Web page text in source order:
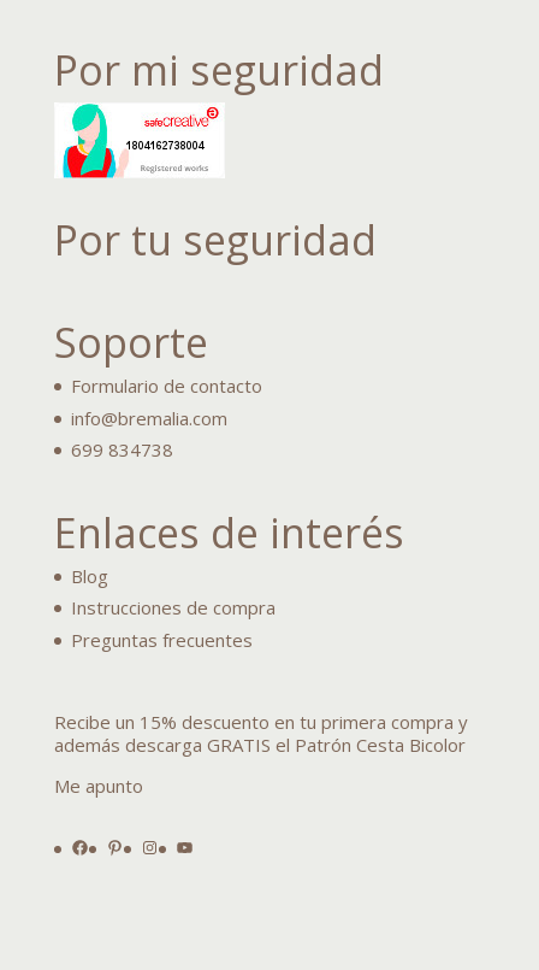
Por mi seguridad
Por tu seguridad
Soporte
Formulario de contacto
info@bremalia.com
699 834738
Enlaces de interés
Blog
Instrucciones de compra
Preguntas frecuentes
Recibe un 15% descuento en tu primera compra y
además descarga GRATIS el Patrón Cesta Bicolor
Me apunto
Facebook
Pinterest
Instagram
YouTube